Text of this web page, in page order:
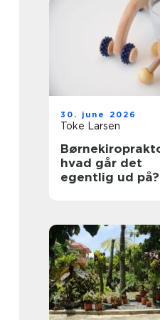
30. june 2026
Toke Larsen
hvad går det
egentlig ud på?